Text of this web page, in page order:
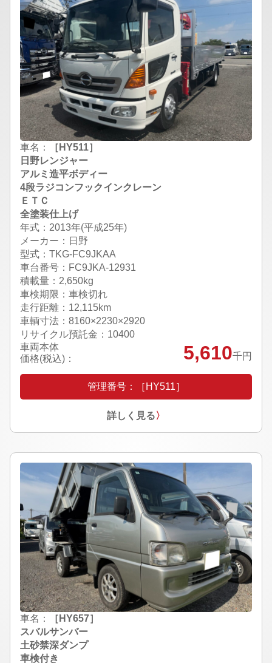
車名：
［HY511］
日野レンジャー
アルミ造平ボディー
4段ラジコンフックインクレーン
ＥＴＣ
全塗装仕上げ
年式：2013年(平成25年)
メーカー：日野
型式：TKG-FC9JKAA
車台番号：FC9JKA-12931
積載量：2,650kg
車検期限：車検切れ
走行距離：12,115km
車輌寸法：8160×2230×2920
リサイクル預託金：10400
車両本体
価格(税込)：
5,610千円
管理番号：［HY511］
詳しく見る〉
車名：
［HY657］
スバルサンバー
土砂禁深ダンプ
車検付き